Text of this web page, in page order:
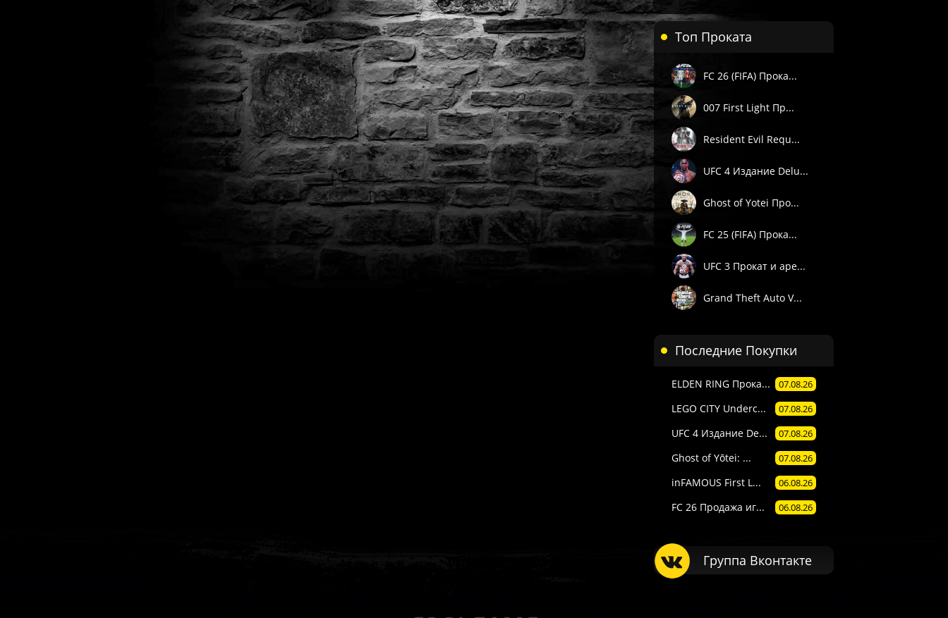
Работает ли русский язык?Если локализация игры для PlayStation существует — она будет в игре. Подробности смотрите в описании товара.
Что если игра не запускается?Свяжитесь с нашей поддержкой — поможем решить проблему. На все товары даётся гарантия.
Есть ли поддержка после покупки?Да, наша поддержка работает ежедневно с 08:00 до 22:00 МСК. Пишите через сайт, VK или Telegram.
Топ Проката
FC 26 (FIFA) Прока...
007 First Light Пр...
Resident Evil Requ...
UFC 4 Издание Delu...
Ghost of Yotei Про...
FC 25 (FIFA) Прока...
UFC 3 Прокат и аре...
Grand Theft Auto V...
Последние Покупки
ELDEN RING Прока... 07.08.26
LEGO CITY Underc... 07.08.26
UFC 4 Издание De... 07.08.26
Ghost of Yōtei: ... 07.08.26
inFAMOUS First L... 06.08.26
FC 26 Продажа иг... 06.08.26
Группа Вконтакте